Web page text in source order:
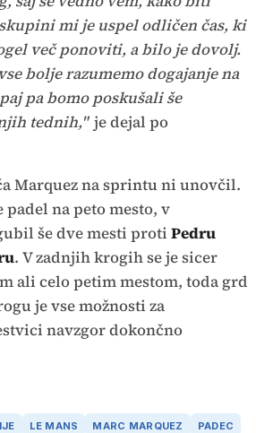
mi je uspel odličen čas, ki
več ponoviti, a bilo je dovolj.
bolje razumemo dogajanje na
pa bomo poskušali še
tednih," je dejal po
Marquez na sprintu ni unovčil.
padel na peto mesto, v
še dve mesti proti Pedru
. V zadnjih krogih se je sicer
ali celo petim mestom, toda grd
je vse možnosti za
navzgor dokončno
LE MANS MARC MARQUEZ
PADEC